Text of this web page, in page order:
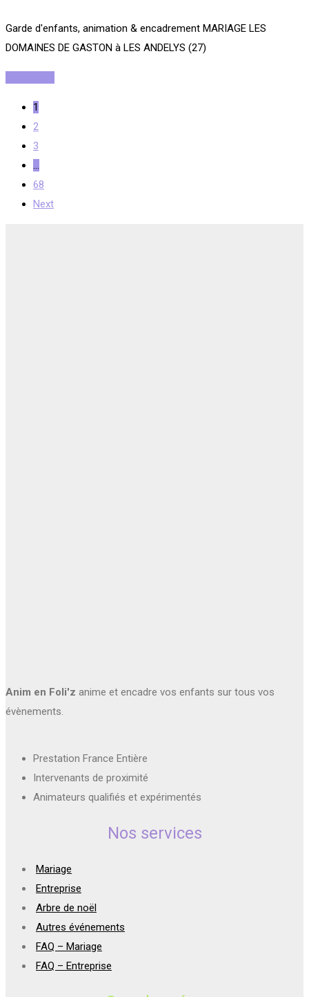
Garde d'enfants, animation & encadrement MARIAGE LES
DOMAINES DE GASTON à LES ANDELYS (27)
1
2
3
…
68
Next
Anim en Foli'z anime et encadre vos enfants sur tous vos
évènements.
Prestation France Entière
Intervenants de proximité
Animateurs qualifiés et expérimentés
Nos services
Mariage
Entreprise
Arbre de noël
Autres événements
FAQ – Mariage
FAQ – Entreprise